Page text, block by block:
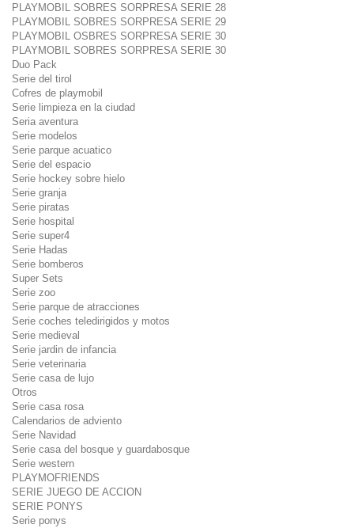
PLAYMOBIL SOBRES SORPRESA SERIE 28
PLAYMOBIL SOBRES SORPRESA SERIE 29
PLAYMOBIL OSBRES SORPRESA SERIE 30
PLAYMOBIL SOBRES SORPRESA SERIE 30
Duo Pack
Serie del tirol
Cofres de playmobil
Serie limpieza en la ciudad
Seria aventura
Serie modelos
Serie parque acuatico
Serie del espacio
Serie hockey sobre hielo
Serie granja
Serie piratas
Serie hospital
Serie super4
Serie Hadas
Serie bomberos
Super Sets
Serie zoo
Serie parque de atracciones
Serie coches teledirigidos y motos
Serie medieval
Serie jardin de infancia
Serie veterinaria
Serie casa de lujo
Otros
Serie casa rosa
Calendarios de adviento
Serie Navidad
Serie casa del bosque y guardabosque
Serie western
PLAYMOFRIENDS
SERIE JUEGO DE ACCION
SERIE PONYS
Serie ponys